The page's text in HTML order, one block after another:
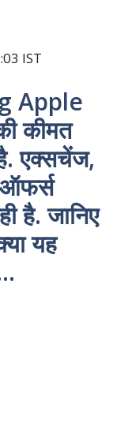
IST
Apple
कीमत
एक्सचेंज,
है. जानिए
यह